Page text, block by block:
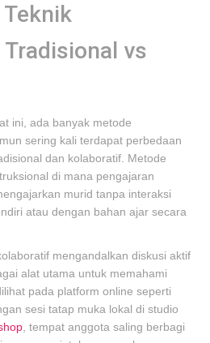
vs
ini, ada banyak metode
sering kali terdapat perbedaan
dan kolaboratif. Metode
di mana pengajaran
murid tanpa interaksi
atau dengan bahan ajar secara
mengandalkan diskusi aktif
alat utama untuk memahami
pada platform online seperti
sesi tatap muka lokal di studio
, tempat anggota saling berbagi